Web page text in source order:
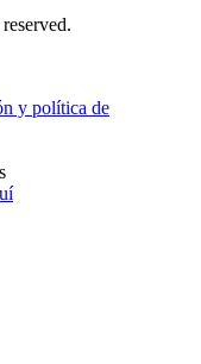
y política de